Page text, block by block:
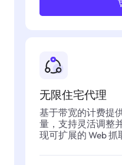
无限住宅代理
基于带宽的计费提
量，支持灵活调整
现可扩展的 Web 抓